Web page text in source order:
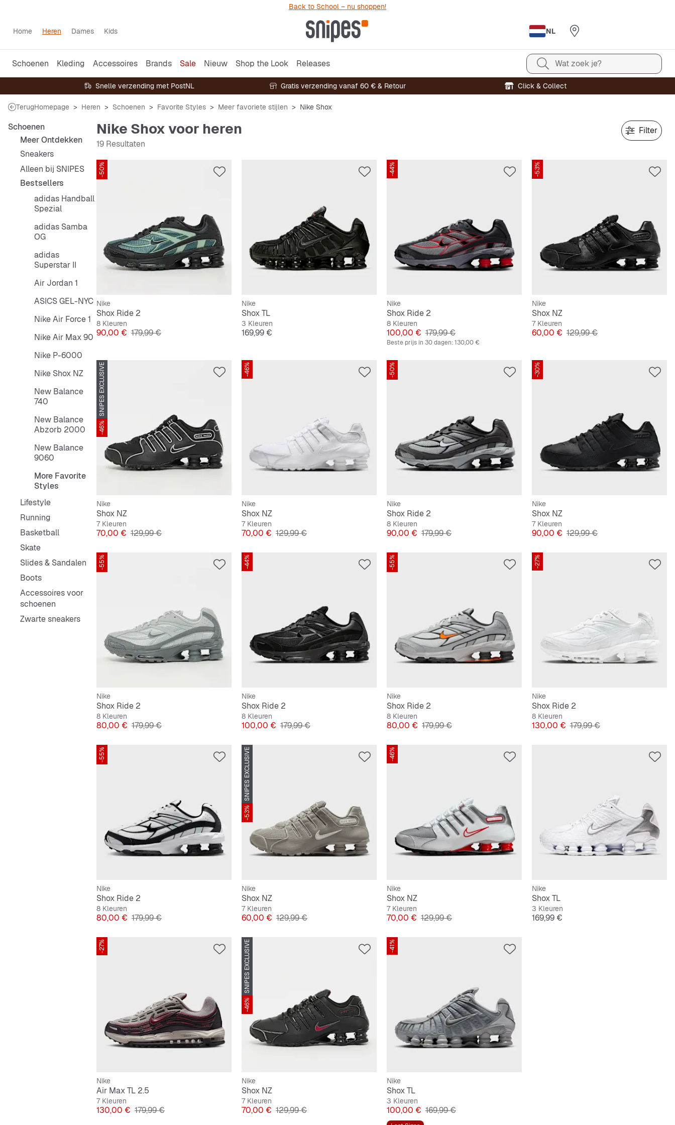
Back to School – nu shoppen!
Home Heren Dames Kids NL
Schoenen Kleding Accessoires Brands Sale Nieuw Shop the Look Releases Wat zoek je?
Snelle verzending met PostNL Gratis verzending vanaf 60 € & Retour Click & Collect
TerugHomepage Heren Schoenen Favorite Styles Meer favoriete stijlen Nike Shox
Schoenen
Meer Ontdekken
Sneakers
Alleen bij SNIPES
Bestsellers
adidas Handball
Spezial
adidas Samba
OG
adidas
Superstar II
Air Jordan 1
ASICS GEL-NYC
Nike Air Force 1
Nike Air Max 90
Nike P-6000
Nike Shox NZ
New Balance
740
New Balance
Abzorb 2000
New Balance
9060
More Favorite
Styles
Lifestyle
Running
Basketball
Skate
Slides & Sandalen
Boots
Accessoires voor
schoenen
Zwarte sneakers
Nike Shox voor heren
19 Resultaten
Filter
-50%
Nike
Shox Ride 2
8 Kleuren
Prijs
90,00 € Originele Prijs
179,99 €
Nike
Shox TL
3 Kleuren
Prijs
169,99 €
-44%
Nike
Shox Ride 2
8 Kleuren
Prijs
100,00 € Originele Prijs
179,99 €
Beste prijs in 30 dagen:130,00 €
-53%
Nike
Shox NZ
7 Kleuren
Prijs
60,00 € Originele Prijs
129,99 €
SNIPES EXCLUSIVE
-46%
Nike
Shox NZ
7 Kleuren
Prijs
70,00 € Originele Prijs
129,99 €
-46%
Nike
Shox NZ
7 Kleuren
Prijs
70,00 € Originele Prijs
129,99 €
-50%
Nike
Shox Ride 2
8 Kleuren
Prijs
90,00 € Originele Prijs
179,99 €
-30%
Nike
Shox NZ
7 Kleuren
Prijs
90,00 € Originele Prijs
129,99 €
-55%
Nike
Shox Ride 2
8 Kleuren
Prijs
80,00 € Originele Prijs
179,99 €
-44%
Nike
Shox Ride 2
8 Kleuren
Prijs
100,00 € Originele Prijs
179,99 €
-55%
Nike
Shox Ride 2
8 Kleuren
Prijs
80,00 € Originele Prijs
179,99 €
-27%
Nike
Shox Ride 2
8 Kleuren
Prijs
130,00 € Originele Prijs
179,99 €
-55%
Nike
Shox Ride 2
8 Kleuren
Prijs
80,00 € Originele Prijs
179,99 €
SNIPES EXCLUSIVE
-53%
Nike
Shox NZ
7 Kleuren
Prijs
60,00 € Originele Prijs
129,99 €
-46%
Nike
Shox NZ
7 Kleuren
Prijs
70,00 € Originele Prijs
129,99 €
Nike
Shox TL
3 Kleuren
Prijs
169,99 €
-27%
Nike
Air Max TL 2.5
7 Kleuren
Prijs
130,00 € Originele Prijs
179,99 €
SNIPES EXCLUSIVE
-46%
Nike
Shox NZ
7 Kleuren
Prijs
70,00 € Originele Prijs
129,99 €
-41%
Nike
Shox TL
3 Kleuren
Prijs
100,00 € Originele Prijs
169,99 €